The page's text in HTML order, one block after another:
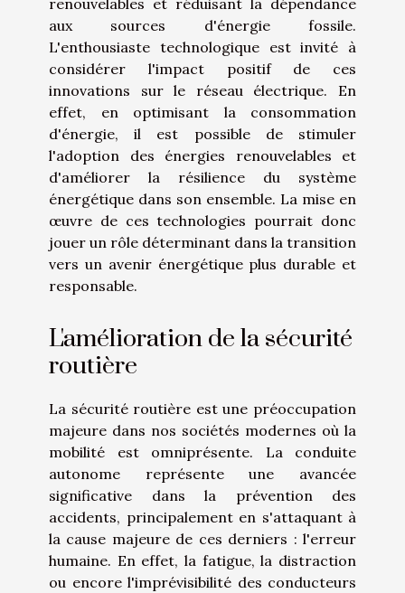
renouvelables et réduisant la dépendance
aux sources d'énergie fossile.
L'enthousiaste technologique est invité à
considérer l'impact positif de ces
innovations sur le réseau électrique. En
effet, en optimisant la consommation
d'énergie, il est possible de stimuler
l'adoption des énergies renouvelables et
d'améliorer la résilience du système
énergétique dans son ensemble. La mise en
œuvre de ces technologies pourrait donc
jouer un rôle déterminant dans la transition
vers un avenir énergétique plus durable et
responsable.
L'amélioration de la sécurité
routière
La sécurité routière est une préoccupation
majeure dans nos sociétés modernes où la
mobilité est omniprésente. La conduite
autonome représente une avancée
significative dans la prévention des
accidents, principalement en s'attaquant à
la cause majeure de ces derniers : l'erreur
humaine. En effet, la fatigue, la distraction
ou encore l'imprévisibilité des conducteurs